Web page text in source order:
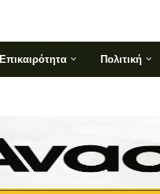
Επικαιρότητα Πολιτική